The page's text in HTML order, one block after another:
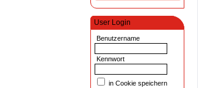
User Login
Benutzername
Kennwort
in Cookie speichern